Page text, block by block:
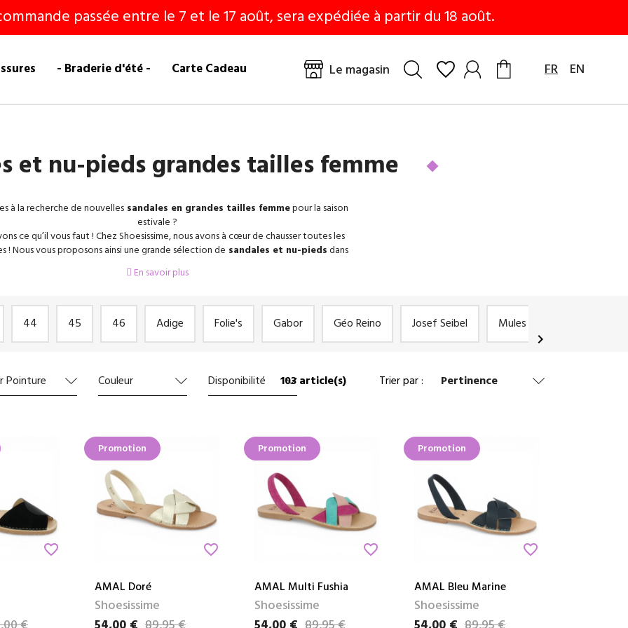
passée entre le 7 et le 17 août, sera expédiée à partir du 18 août.
- Braderie d'été - Carte Cadeau Le magasin FR EN
et nu-pieds grandes tailles femme
à la recherche de nouvellessandales en grandes tailles femmepour la saison
estivale ?
ce qu’il vous faut ! Chez Shoesissime, nous avons à cœur de chausser toutes les
! Nous vous proposons ainsi une grande sélection de sandales et nu-piedsdans
. Découvrez un grand choix de
sandales à talon en grande pointure
Bianca,Géo Reino, et bien d’autres !
En savoir plus
44 45 46 Adige Folie's Gabor Géo Reino Josef Seibel Mules
chevron_right
103 article(s) Trier par : Pertinence
Pointure Couleur Disponibilité
favorite_border
Promotion
favorite_border
AMAL Doré
Shoesissime
Promotion
favorite_border
AMAL Multi Fushia
Shoesissime
Promotion
favorite_border
AMAL Bleu Marine
Shoesissime